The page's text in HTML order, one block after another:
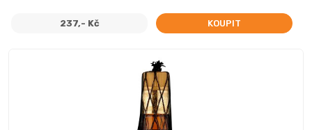
237,- Kč KOUPIT